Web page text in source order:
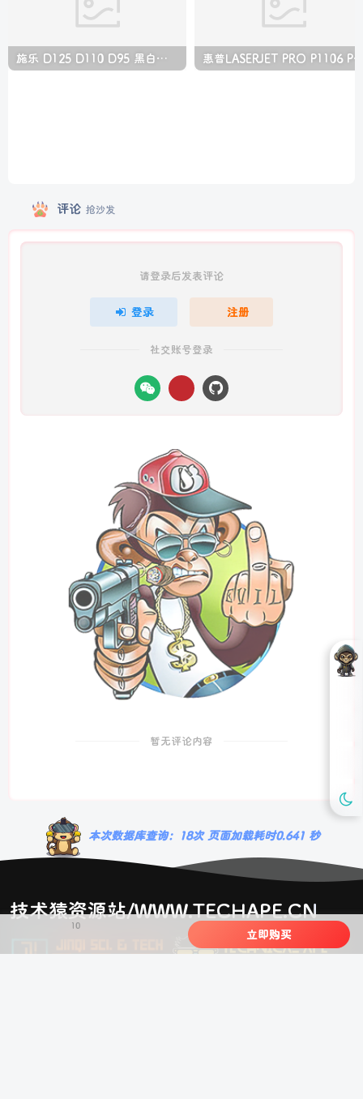
施乐 D125 D110 D95 黑白生产型高速复印机中文维修手册 惠普LASERJET PRO P1106
评论 抢沙发
请登录后发表评论
登录 注册
社交账号登录
暂无评论内容
本次数据库查询：18次 页面加载耗时0.641 秒
技术猿资源站/WWW.TECHAPE.CN
10
立即购买